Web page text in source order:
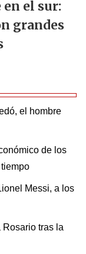
en el sur:
grandes
el hombre
de los
Messi, a los
tras la